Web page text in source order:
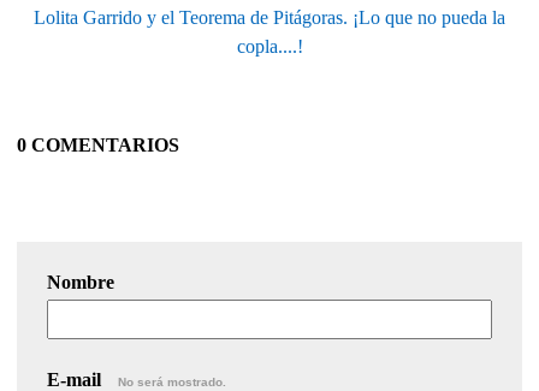
Lolita Garrido y el Teorema de Pitágoras. ¡Lo que no pueda la
copla....!
0 COMENTARIOS
Nombre
E-mail No será mostrado.